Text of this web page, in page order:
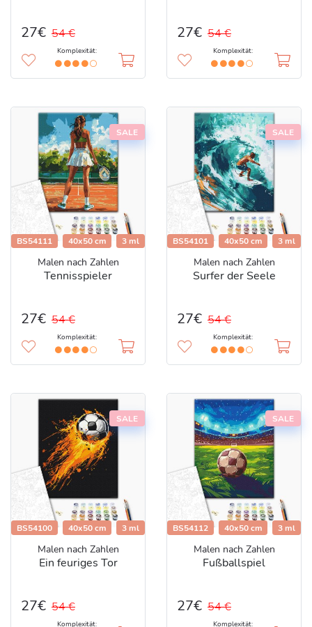
27€ 54 €
Komplexität:
27€ 54 €
Komplexität:
SALE
BS54111 40x50 cm 3 ml
Malen nach Zahlen
Tennisspieler
27€ 54 €
Komplexität:
SALE
BS54101 40x50 cm 3 ml
Malen nach Zahlen
Surfer der Seele
27€ 54 €
Komplexität:
SALE
BS54100 40x50 cm 3 ml
Malen nach Zahlen
Ein feuriges Tor
27€ 54 €
Komplexität:
SALE
BS54112 40x50 cm 3 ml
Malen nach Zahlen
Fußballspiel
27€ 54 €
Komplexität: